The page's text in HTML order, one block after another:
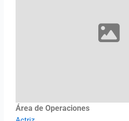
Área de Operaciones